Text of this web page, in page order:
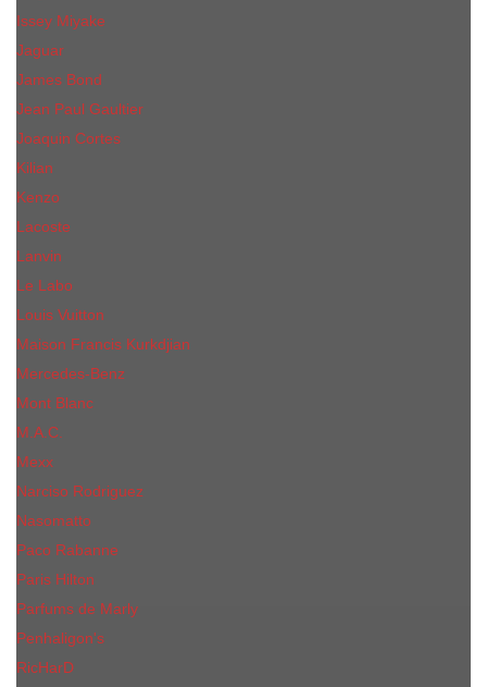
Issey Miyake
Jaguar
James Bond
Jean Paul Gaultier
Joaquin Сortes
Kilian
Kenzo
Lacoste
Lanvin
Le Labo
Louis Vuitton
Maison Francis Kurkdjian
Mercedes-Benz
Mont Blanc
M.А.C.
Mexx
Narciso Rodriguez
Nasomatto
Paco Rabanne
Paris Hilton
Parfums de Marly
Penhaligon​'s
RicHarD